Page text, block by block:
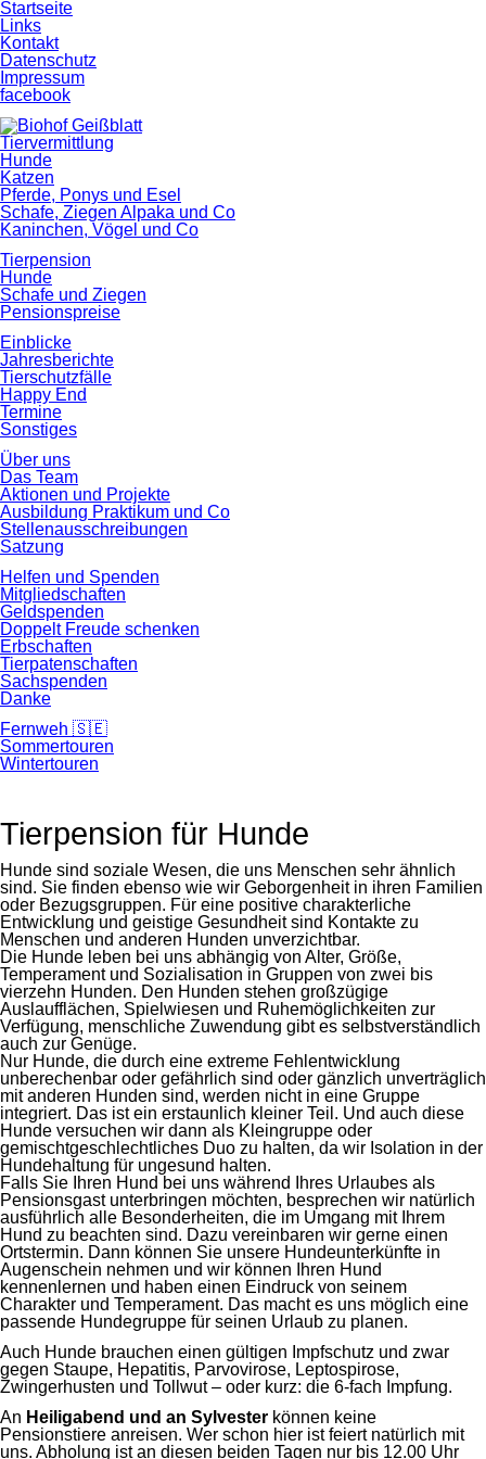
Startseite
Links
Kontakt
Datenschutz
Impressum
facebook
Tiervermittlung
Hunde
Katzen
Pferde, Ponys und Esel
Schafe, Ziegen Alpaka und Co
Kaninchen, Vögel und Co
Tierpension
Hunde
Schafe und Ziegen
Pensionspreise
Einblicke
Jahresberichte
Tierschutzfälle
Happy End
Termine
Sonstiges
Über uns
Das Team
Aktionen und Projekte
Ausbildung Praktikum und Co
Stellenausschreibungen
Satzung
Helfen und Spenden
Mitgliedschaften
Geldspenden
Doppelt Freude schenken
Erbschaften
Tierpatenschaften
Sachspenden
Danke
Fernweh 🇸🇪
Sommertouren
Wintertouren
Tierpension für Hunde
Hunde sind soziale Wesen, die uns Menschen sehr ähnlich
sind. Sie finden ebenso wie wir Geborgenheit in ihren Familien
oder Bezugsgruppen. Für eine positive charakterliche
Entwicklung und geistige Gesundheit sind Kontakte zu
Menschen und anderen Hunden unverzichtbar.
Die Hunde leben bei uns abhängig von Alter, Größe,
Temperament und Sozialisation in Gruppen von zwei bis
vierzehn Hunden. Den Hunden stehen großzügige
Auslaufflächen, Spielwiesen und Ruhemöglichkeiten zur
Verfügung, menschliche Zuwendung gibt es selbstverständlich
auch zur Genüge.
Nur Hunde, die durch eine extreme Fehlentwicklung
unberechenbar oder gefährlich sind oder gänzlich unverträglich
mit anderen Hunden sind, werden nicht in eine Gruppe
integriert. Das ist ein erstaunlich kleiner Teil. Und auch diese
Hunde versuchen wir dann als Kleingruppe oder
gemischtgeschlechtliches Duo zu halten, da wir Isolation in der
Hundehaltung für ungesund halten.
Falls Sie Ihren Hund bei uns während Ihres Urlaubes als
Pensionsgast unterbringen möchten, besprechen wir natürlich
ausführlich alle Besonderheiten, die im Umgang mit Ihrem
Hund zu beachten sind. Dazu vereinbaren wir gerne einen
Ortstermin. Dann können Sie unsere Hundeunterkünfte in
Augenschein nehmen und wir können Ihren Hund
kennenlernen und haben einen Eindruck von seinem
Charakter und Temperament. Das macht es uns möglich eine
passende Hundegruppe für seinen Urlaub zu planen.
Auch Hunde brauchen einen gültigen Impfschutz und zwar
gegen Staupe, Hepatitis, Parvovirose, Leptospirose,
Zwingerhusten und Tollwut – oder kurz: die 6-fach Impfung.
An Heiligabend und an Sylvester können keine
Pensionstiere anreisen. Wer schon hier ist feiert natürlich mit
uns. Abholung ist an diesen beiden Tagen nur bis 12.00 Uhr